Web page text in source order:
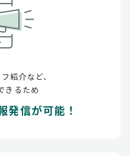
紹介など、
きるため
発信が可能！